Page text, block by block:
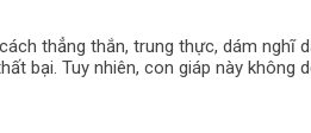
thẳng thắn, trung thực, dám
bại. Tuy nhiên, con giáp này không